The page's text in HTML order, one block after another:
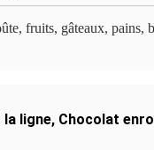
fruits, gâteaux, pains,
la ligne, Chocolat